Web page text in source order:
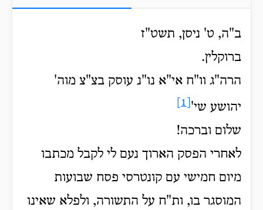
ב"ה, ט' ניסן, תשט"ז
ברוקלין.
הרה"ג וו"ח אי"א נו"נ עוסק בצ"צ מוה'
יהושע שי'
שלום וברכה!
לאחרי הפסק הארוך נעם לי לקבל מכתבו
מיום חמישי עם קונטרסי פסח שבועות
המוסגר בו, ות"ח על התשורה, ולפלא שאינו